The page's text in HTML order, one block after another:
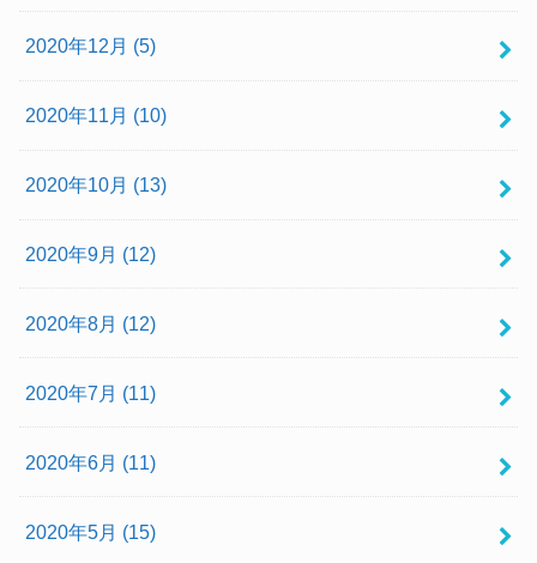
2020年12月 (5)
2020年11月 (10)
2020年10月 (13)
2020年9月 (12)
2020年8月 (12)
2020年7月 (11)
2020年6月 (11)
2020年5月 (15)